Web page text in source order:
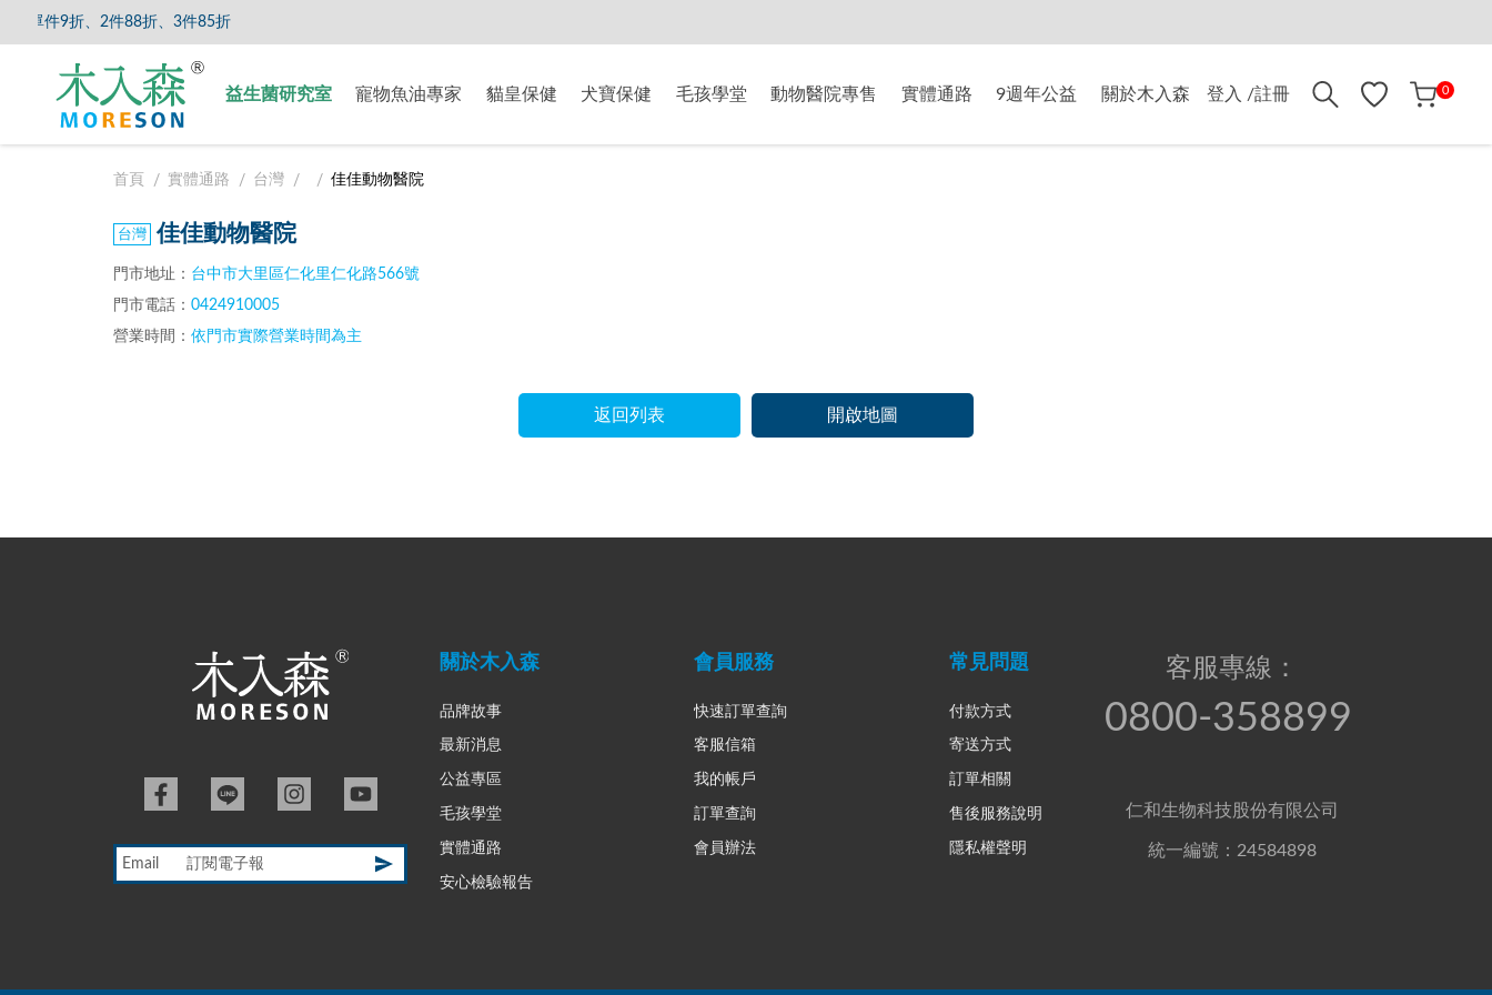
單件9折、2件88折、3件85折
益生菌研究室 寵物魚油專家 貓皇保健 犬寶保健 毛孩學堂 動物醫院專售 實體通路 9週年公益 關於木入森 登入 /註冊 0
首頁 實體通路 台灣 佳佳動物醫院
佳佳動物醫院
門市地址： 台中市大里區仁化里仁化路566號
門市電話： 0424910005
營業時間： 依門市實際營業時間為主
返回列表 開啟地圖
客服專線：
0800-358899
仁和生物科技股份有限公司
統一編號：24584898
關於木入森
品牌故事
最新消息
公益專區
毛孩學堂
實體通路
安心檢驗報告
會員服務
快速訂單查詢
客服信箱
我的帳戶
訂單查詢
會員辦法
常見問題
付款方式
寄送方式
訂單相關
售後服務說明
隱私權聲明
Email